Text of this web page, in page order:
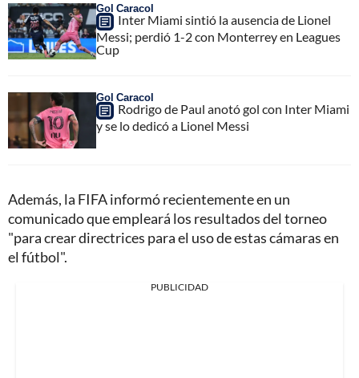
Gol Caracol
Inter Miami sintió la ausencia de Lionel
Messi; perdió 1-2 con Monterrey en Leagues
Cup
Gol Caracol
Rodrigo de Paul anotó gol con Inter Miami
y se lo dedicó a Lionel Messi
Además, la FIFA informó recientemente en un
comunicado que empleará los resultados del torneo
"para crear directrices para el uso de estas cámaras en
el fútbol".
PUBLICIDAD